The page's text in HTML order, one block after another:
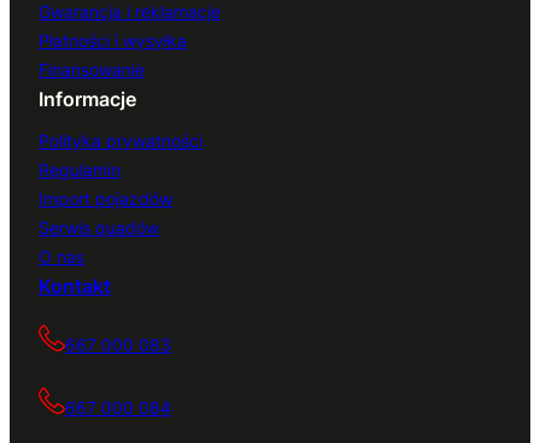
Gwarancja i reklamacje
Płatności i wysyłka
Finansowanie
Informacje
Polityka prywatności
Regulamin
Import pojazdów
Serwis quadów
O nas
Kontakt
667 000 083
667 000 084